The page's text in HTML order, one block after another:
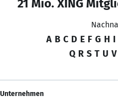
21 Mio. XING
A B C D E F G H I
Q R S T U V
Unternehmen